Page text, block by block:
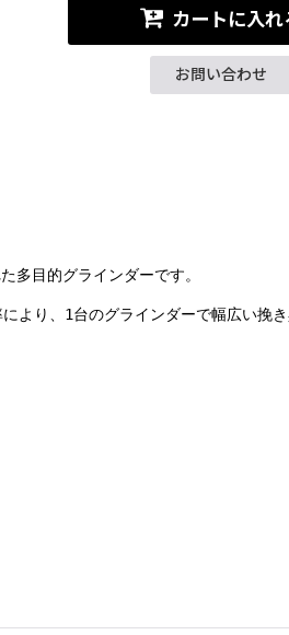
カートに入れ
お問い合わせ
多目的グラインダーです。
より、1台のグラインダーで幅広い挽